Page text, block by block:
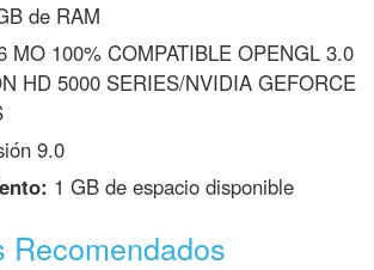
de RAM
MO 100% COMPATIBLE OPENGL 3.0
HD 5000 SERIES/NVIDIA GEFORCE
9.0
1 GB de espacio disponible
Recomendados